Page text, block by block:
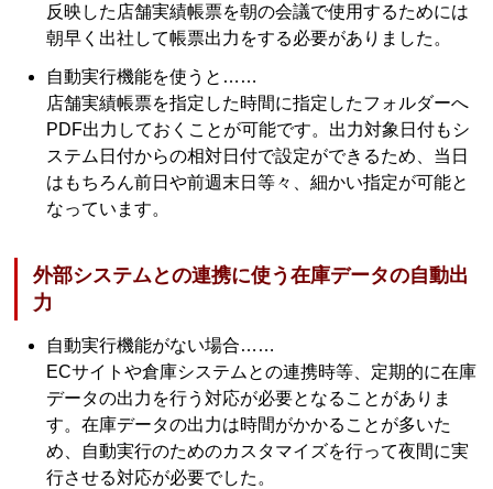
反映した店舗実績帳票を朝の会議で使用するためには
朝早く出社して帳票出力をする必要がありました。
自動実行機能を使うと……
店舗実績帳票を指定した時間に指定したフォルダーへ
PDF出力しておくことが可能です。出力対象日付もシ
ステム日付からの相対日付で設定ができるため、当日
はもちろん前日や前週末日等々、細かい指定が可能と
なっています。
外部システムとの連携に使う在庫データの自動出
力
自動実行機能がない場合……
ECサイトや倉庫システムとの連携時等、定期的に在庫
データの出力を行う対応が必要となることがありま
す。在庫データの出力は時間がかかることが多いた
め、自動実行のためのカスタマイズを行って夜間に実
行させる対応が必要でした。